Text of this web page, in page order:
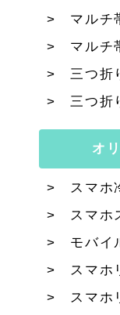
マルチ
マルチ
三つ折
三つ折
オ
スマホ
スマホ
モバイ
スマホ
スマホ